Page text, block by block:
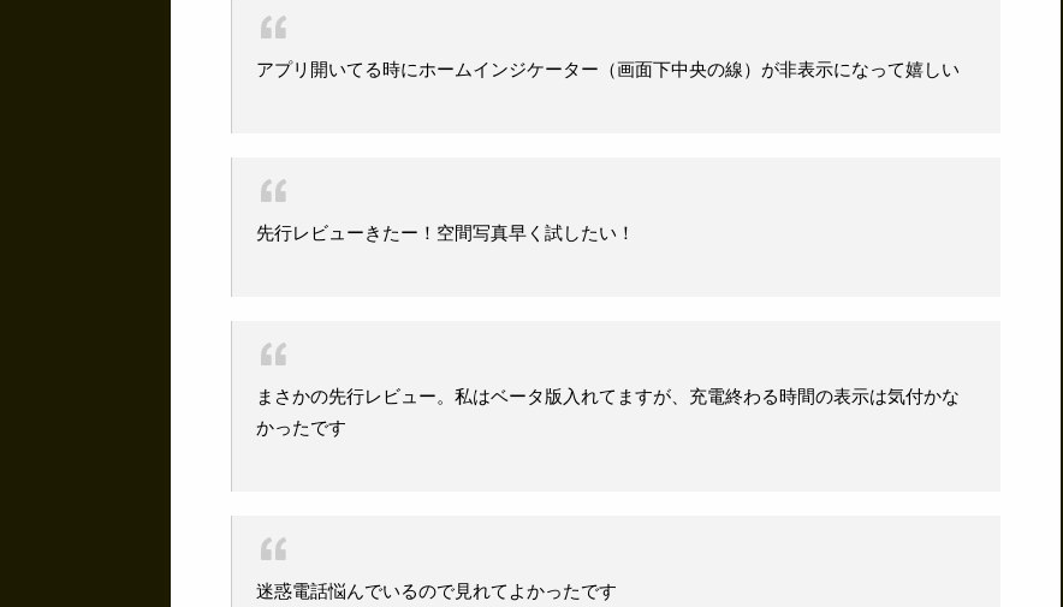
アプリ開いてる時にホームインジケーター（画面下中央の線）が非表示になって嬉しい
先行レビューきたー！空間写真早く試したい！
まさかの先行レビュー。私はベータ版入れてますが、充電終わる時間の表示は気付かな
かったです
迷惑電話悩んでいるので見れてよかったです